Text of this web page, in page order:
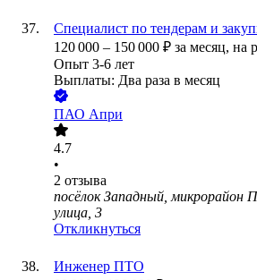
Специалист по тендерам и
120 000 – 150 000 ₽ за месяц, на
Опыт 3-6 лет
Выплаты: Два раза в месяц
ПАО Апри
4.7
•
2 отзыва
посёлок Западный, микрорайон
улица, 3
Откликнуться
Инженер ПТО